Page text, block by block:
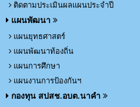
ติดตามประเมินผลแผนประจำปี
แผนพัฒนา
แผนยุทธศาสตร์
แผนพัฒนาท้องถิ่น
แผนการศึกษา
แผนงานการป้องกันฯ
กองทุน สปสช.อบต.นาคำ